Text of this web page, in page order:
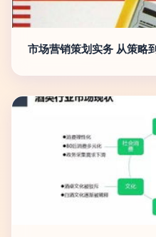
市场营销策划实务 从策略